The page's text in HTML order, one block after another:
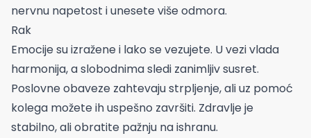
nervnu napetost i unesete više odmora.
Rak
Emocije su izražene i lako se vezujete. U vezi vlada
harmonija, a slobodnima sledi zanimljiv susret.
Poslovne obaveze zahtevaju strpljenje, ali uz pomoć
kolega možete ih uspešno završiti. Zdravlje je
stabilno, ali obratite pažnju na ishranu.